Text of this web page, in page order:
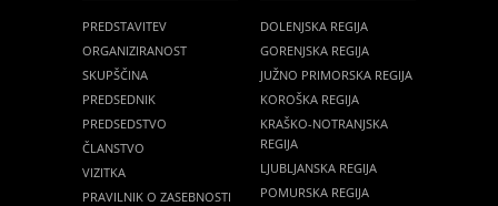
PREDSTAVITEV
ORGANIZIRANOST
SKUPŠČINA
PREDSEDNIK
PREDSEDSTVO
ČLANSTVO
VIZITKA
PRAVILNIK O ZASEBNOSTI
DOLENJSKA REGIJA
GORENJSKA REGIJA
JUŽNO PRIMORSKA REGIJA
KOROŠKA REGIJA
KRAŠKO-NOTRANJSKA
REGIJA
LJUBLJANSKA REGIJA
POMURSKA REGIJA